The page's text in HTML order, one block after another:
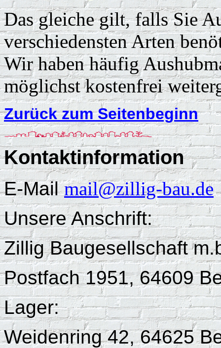
Das gleiche gilt, falls Sie
verschiedensten Arten
Wir haben häufig
möglichst kostenfrei
Zurück zum Seitenbeginn
Kontaktinformation
E-Mailmail@zillig-bau.de
Unsere Anschrift:
Zillig Baugesellschaft
Postfach 1951, 64609
Lager:
Weidenring 42, 64625